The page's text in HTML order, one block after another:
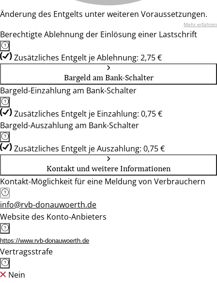
Änderung des Entgelts unter weiteren Voraussetzungen.
Mehr erfahren
Berechtigte Ablehnung der Einlösung einer Lastschrift
Zusätzliches Entgelt je Ablehnung: 2,75 €
Bargeld am Bank-Schalter
Bargeld-Einzahlung am Bank-Schalter
Zusätzliches Entgelt je Einzahlung: 0,75 €
Bargeld-Auszahlung am Bank-Schalter
Zusätzliches Entgelt je Auszahlung: 0,75 €
Kontakt und weitere Informationen
Kontakt-Möglichkeit für eine Meldung von Verbrauchern
info@rvb-donauwoerth.de
Website des Konto-Anbieters
https://www.rvb-donauwoerth.de
Vertragsstrafe
Nein